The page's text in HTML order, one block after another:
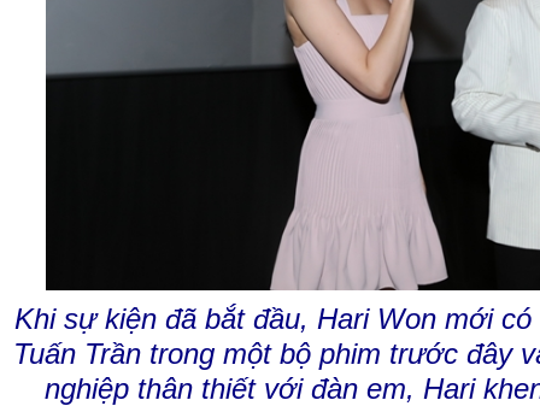
Khi sự kiện đã bắt đầu, Hari Won mới
Tuấn Trần trong một bộ phim trước đây
nghiệp thân thiết với đàn em, Hari